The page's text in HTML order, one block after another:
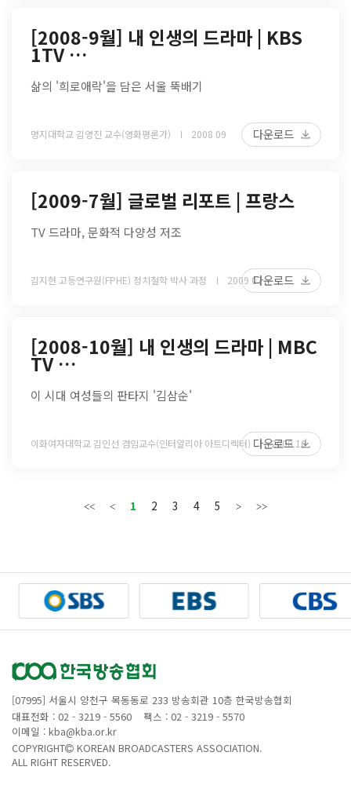
[2008-9월] 내 인생의 드라마 | KBS
1TV …
삶의 '희로애락'을 담은 서울 뚝배기
명지대학교 김영진 교수(영화평론가) 2008 09 다운로드
[2009-7월] 글로벌 리포트 | 프랑스
TV 드라마, 문화적 다양성 저조
김지현 고등연구원(FPHE) 정치철학 박사 과정 2009 07다운로드
[2008-10월] 내 인생의 드라마 | MBC
TV …
이 시대 여성들의 판타지 '김삼순'
이화여자대학교 김인선 겸임교수(인터알리아 아트디렉터) 2008 10
다운로드
1 2 3 4 5
[07995] 서울시 양천구 목동동로 233 방송회관 10층 한국방송협회
대표전화 : 02 - 3219 - 5560
팩스 : 02 - 3219 - 5570
이메일 : kba@kba.or.kr
COPYRIGHT
KOREAN BROADCASTERS ASSOCIATION.
ALL RIGHT RESERVED.